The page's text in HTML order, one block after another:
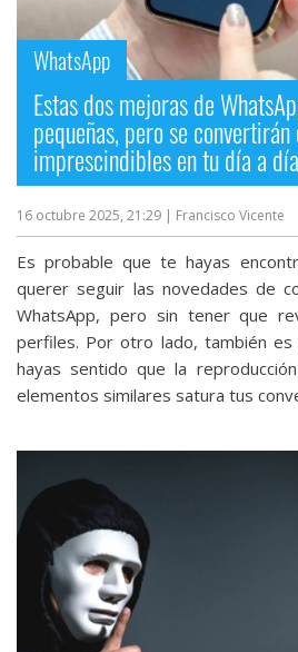
Operadores
Trucos
y
Tutoriales
Ciberseguridad
Sistemas
operativos
Más
temas
Sorteos
WhatsApp
Estas dos mejoras de
pequeñas, pero se
imprescindibles en tu día a día
16 octubre 2025, 21:29 | Francisco Vicente
Es probable que te hayas
querer seguir las novedades de
WhatsApp, pero sin tener que
perfiles. Por otro lado, también es
hayas sentido que la
elementos similares satura tus